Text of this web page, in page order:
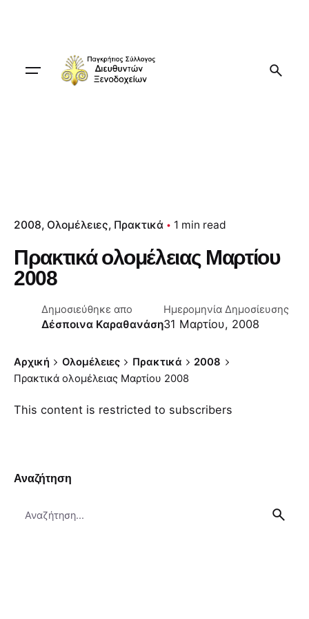
2008 Ολομέλειες Πρακτικά 1 min read
Πρακτικά ολομέλειας Μαρτίου
2008
Δημοσιεύθηκε απο
Δέσποινα Καραθανάση
Ημερομηνία Δημοσίευσης
31 Μαρτίου, 2008
Αρχική Ολομέλειες Πρακτικά
2008
Πρακτικά ολομέλειας Μαρτίου 2008
This content is restricted to subscribers
Αναζήτηση
for